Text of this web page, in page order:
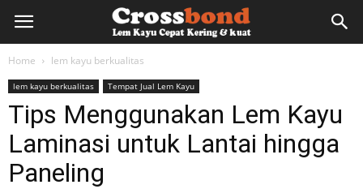
lemkayu.net
Lem
Home lem kayu berkualitas
lem kayu berkualitas Tempat Jual Lem Kayu
Tips Menggunakan Lem Kayu
Laminasi untuk Lantai hingga
Paneling